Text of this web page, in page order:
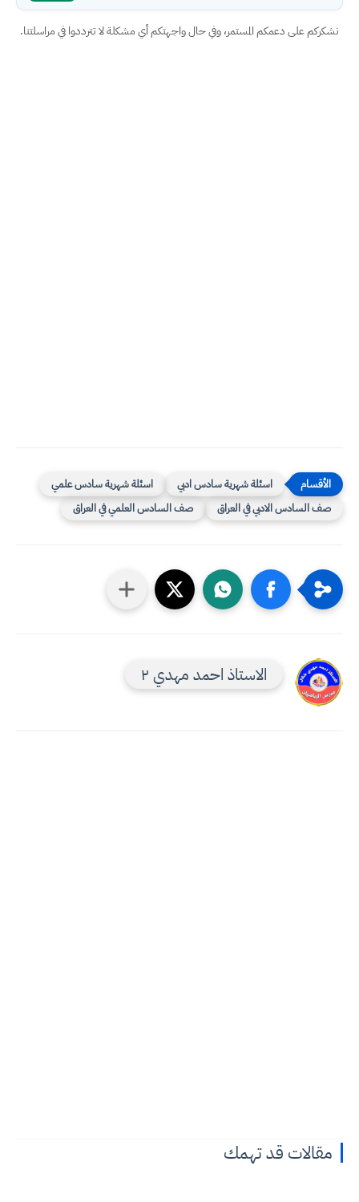
نشكركم على دعمكم المستمر، وفي حال واجهتكم أي مشكلة لا تترددوا في مراسلتنا.
اسئلة شهرية سادس ادبي
اسئلة شهرية سادس علمي
صف السادس الادبي في العراق
صف السادس العلمي في العراق
الاستاذ احمد مهدي ٢
مقالات قد تهمك